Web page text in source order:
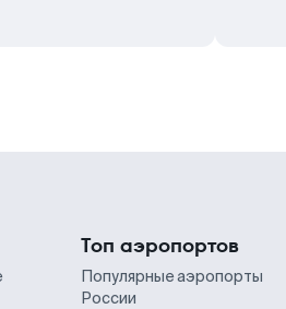
Топ аэропортов
Популярные аэропорты
России